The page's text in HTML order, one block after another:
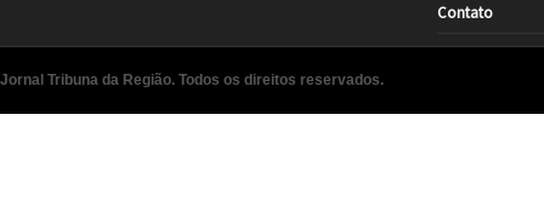
Contato
Jornal Tribuna da Região. Todos os direitos reservados.